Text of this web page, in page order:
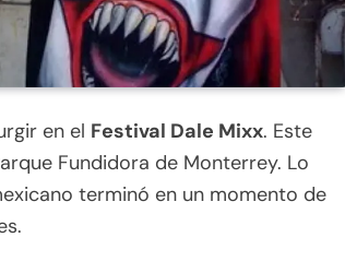
en el Festival Dale Mixx. Este
Fundidora de Monterrey. Lo
terminó en un momento de